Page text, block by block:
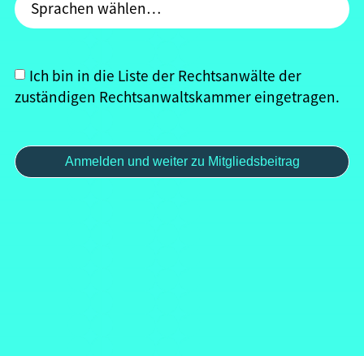
Ich bin in die Liste der Rechtsanwälte der
zuständigen Rechtsanwaltskammer eingetragen.
Anmelden und weiter zu Mitgliedsbeitrag